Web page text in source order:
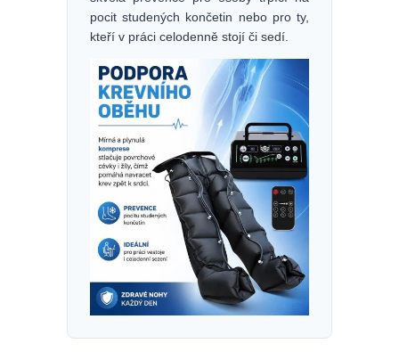
pocit studených končetin nebo pro ty,
kteří v práci celodenně stojí či sedí.